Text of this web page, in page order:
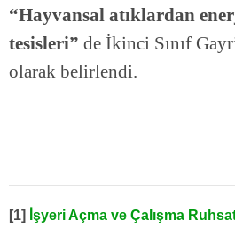
“Hayvansal atıklardan
tesisleri” de İkinci Sınıf
olarak belirlendi.
[1] İşyeri Açma ve Çalışma